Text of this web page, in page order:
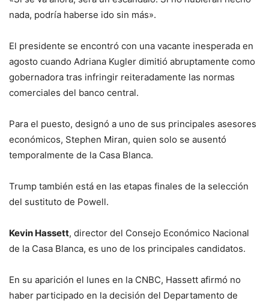
nada, podría haberse ido sin más».
El presidente se encontró con una vacante inesperada en
agosto cuando Adriana Kugler dimitió abruptamente como
gobernadora tras infringir reiteradamente las normas
comerciales del banco central.
Para el puesto, designó a uno de sus principales asesores
económicos, Stephen Miran, quien solo se ausentó
temporalmente de la Casa Blanca.
Trump también está en las etapas finales de la selección
del sustituto de Powell.
Kevin Hassett, director del Consejo Económico Nacional
de la Casa Blanca, es uno de los principales candidatos.
En su aparición el lunes en la CNBC, Hassett afirmó no
haber participado en la decisión del Departamento de